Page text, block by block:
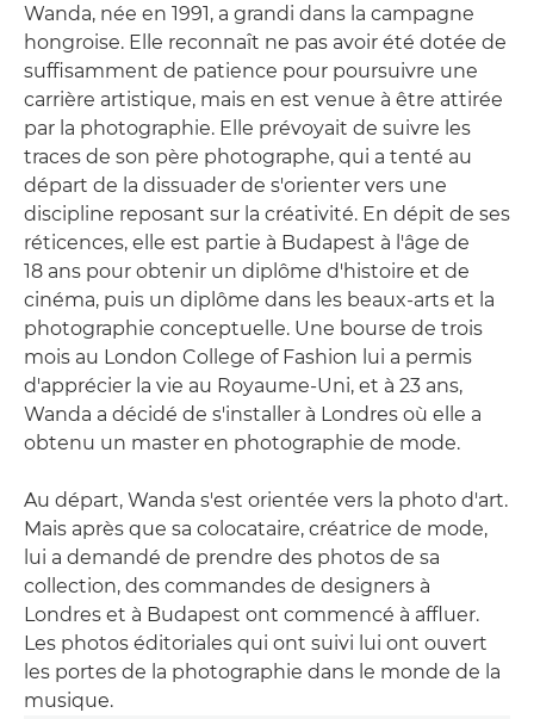
Wanda, née en 1991, a grandi dans la campagne
hongroise. Elle reconnaît ne pas avoir été dotée de
suffisamment de patience pour poursuivre une
carrière artistique, mais en est venue à être attirée
par la photographie. Elle prévoyait de suivre les
traces de son père photographe, qui a tenté au
départ de la dissuader de s'orienter vers une
discipline reposant sur la créativité. En dépit de ses
réticences, elle est partie à Budapest à l'âge de
18 ans pour obtenir un diplôme d'histoire et de
cinéma, puis un diplôme dans les beaux-arts et la
photographie conceptuelle. Une bourse de trois
mois au London College of Fashion lui a permis
d'apprécier la vie au Royaume-Uni, et à 23 ans,
Wanda a décidé de s'installer à Londres où elle a
obtenu un master en photographie de mode.
Au départ, Wanda s'est orientée vers la photo d'art.
Mais après que sa colocataire, créatrice de mode,
lui a demandé de prendre des photos de sa
collection, des commandes de designers à
Londres et à Budapest ont commencé à affluer.
Les photos éditoriales qui ont suivi lui ont ouvert
les portes de la photographie dans le monde de la
musique.